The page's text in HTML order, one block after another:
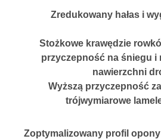
Zredukowany hałas i
Stożkowe krawędzie
przyczepność na śniegu i
nawierzchni
Wyższą przyczepność
trójwymiarowe
Zoptymalizowany profil